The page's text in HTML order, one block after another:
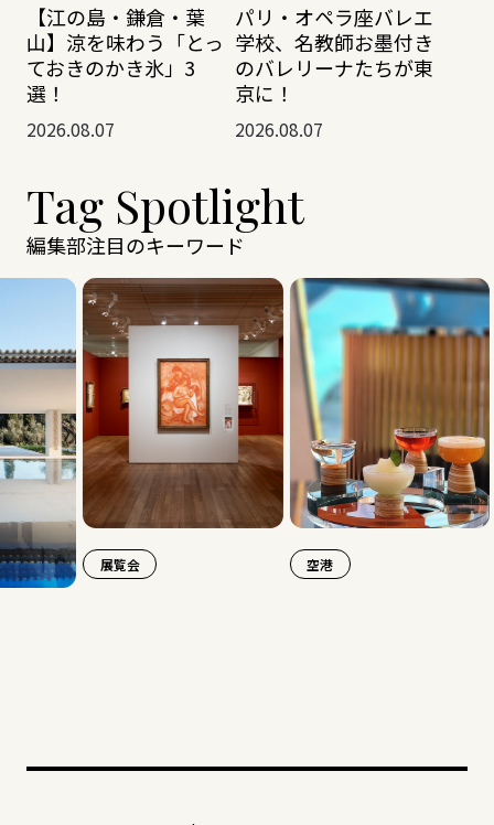
【江の島・鎌倉・葉
山】涼を味わう「とっ
ておきのかき氷」3
選！
2026.08.07
パリ・オペラ座バレエ
学校、名教師お墨付き
のバレリーナたちが東
京に！
2026.08.07
Tag Spotlight
編集部注目のキーワード
展覧会 空港